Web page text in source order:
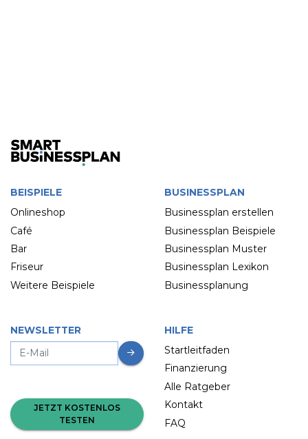
BEISPIELE
Onlineshop
Café
Bar
Friseur
Weitere Beispiele
BUSINESSPLAN
Businessplan erstellen
Businessplan Beispiele
Businessplan Muster
Businessplan Lexikon
Businessplanung
NEWSLETTER
JETZT KOSTENLOS
TESTEN
HILFE
Startleitfaden
Finanzierung
Alle Ratgeber
Kontakt
FAQ